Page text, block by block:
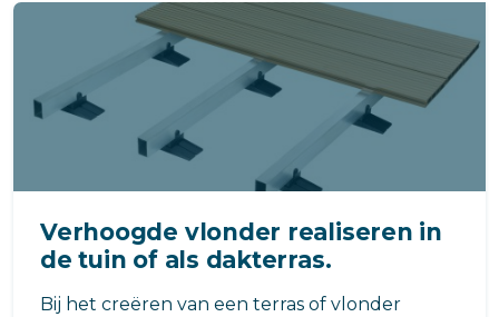
Verhoogde vlonder realiseren in
de tuin of als dakterras.
Bij het creëren van een terras of vlonder